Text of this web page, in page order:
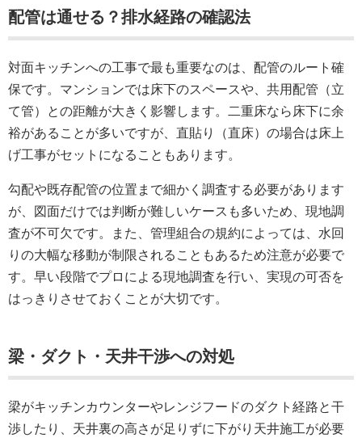
配管は通せる？排水経路の確認法
対面キッチンへの工事で最も重要なのは、配管のルート確
保です。マンションでは床下のスペースや、共用配管（立
て管）との距離が大きく影響します。二重床なら床下に余
裕があることが多いですが、直貼り（直床）の場合は床上
げ工事がセットになることもあります。
勾配や既存配管の位置まで細かく調査する必要があります
が、図面だけでは判断が難しいケースも多いため、現地調
査が不可欠です。また、管理組合の規約によっては、水回
りの大幅な移動が制限されることもあるため注意が必要で
す。早い段階でプロによる現地調査を行い、実現の可否を
はっきりさせておくことが大切です。
梁・ダクト・天井干渉への対処
梁がキッチンカウンターやレンジフードのダクト経路と干
渉したり、天井裏の高さが足りずに下がり天井施工が必要